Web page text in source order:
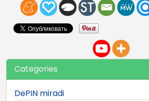
Categories
DePIN miradi